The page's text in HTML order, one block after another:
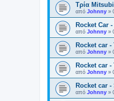
Τρία
από Johnny »
Rocket Car
από Johnny »
Rocket car -
από Johnny »
Rocket car -
από Johnny »
Rocket car
από Johnny »